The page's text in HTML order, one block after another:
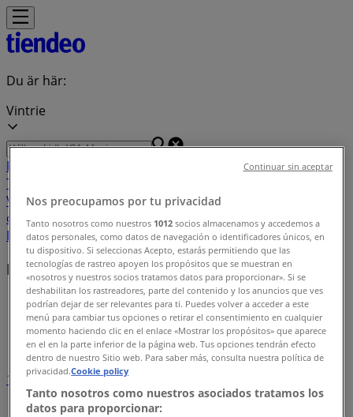
Du är här:
Vintrie
Featured Möbler och InredningBygg och
Trädgård
VitvarorSportBilar och MotorLeksaker och Barn
och ParfymApotek och HälsaRestauranger och
KaféerBöcker och KontorsmaterialResorBanker
Butiker i ditt område
Tiendeo i Vintrie»
Butiksindex i Vintrie
1 345
21
Nos preocupamos por tu privacidad
Tanto nosotros como nuestros 1012 socios almacenamos y accedemos a
datos personales, como datos de navegación o identificadores únicos, en
tu dispositivo. Si seleccionas Acepto, estarás permitiendo que las
tecnologías de rastreo apoyen los propósitos que se muestran en
«nosotros y nuestros socios tratamos datos para proporcionar». Si se
deshabilitan los rastreadores, parte del contenido y los anuncios que ves
podrían dejar de ser relevantes para ti. Puedes volver a acceder a este
menú para cambiar tus opciones o retirar el consentimiento en cualquier
momento haciendo clic en el enlace «Mostrar los propósitos» que aparece
en el en la parte inferior de la página web. Tus opciones tendrán efecto
dentro de nuestro Sitio web. Para saber más, consulta nuestra política de
privacidad.Cookie policy
Tanto nosotros como nuestros asociados tratamos los
datos para proporcionar:
Continuar sin aceptar